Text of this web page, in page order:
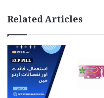
Related Articles